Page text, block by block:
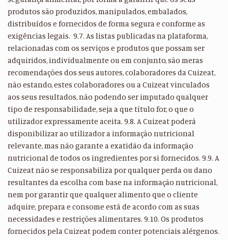
produtos são produzidos, manipulados, embalados,
distribuídos e fornecidos de forma segura e conforme as
exigências legais. 9.7. As listas publicadas na plataforma,
relacionadas com os serviços e produtos que possam ser
adquiridos, individualmente ou em conjunto, são meras
recomendações dos seus autores, colaboradores da Cuizeat,
não estando, estes colaboradores ou a Cuizeat vinculados
aos seus resultados, não podendo ser imputado qualquer
tipo de responsabilidade, seja a que título for, o que o
utilizador expressamente aceita. 9.8. A Cuizeat poderá
disponibilizar ao utilizador a informação nutricional
relevante, mas não garante a exatidão da informação
nutricional de todos os ingredientes por si fornecidos. 9.9. A
Cuizeat não se responsabiliza por qualquer perda ou dano
resultantes da escolha com base na informação nutricional,
nem por garantir que qualquer alimento que o cliente
adquire, prepara e consome está de acordo com as suas
necessidades e restrições alimentares. 9.10. Os produtos
fornecidos pela Cuizeat podem conter potenciais alérgenos.